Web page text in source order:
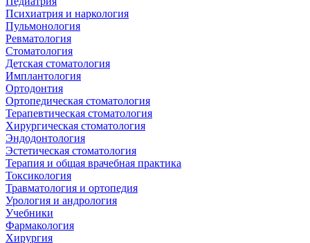
Психиатрия и наркология
Пульмонология
Ревматология
Стоматология
Детская стоматология
Имплантология
Ортодонтия
Ортопедическая стоматология
Терапевтическая стоматология
Хирургическая стоматология
Эндодонтология
Эстетическая стоматология
Терапия и общая врачебная практика
Токсикология
Травматология и ортопедия
Урология и андрология
Учебники
Фармакология
Хирургия